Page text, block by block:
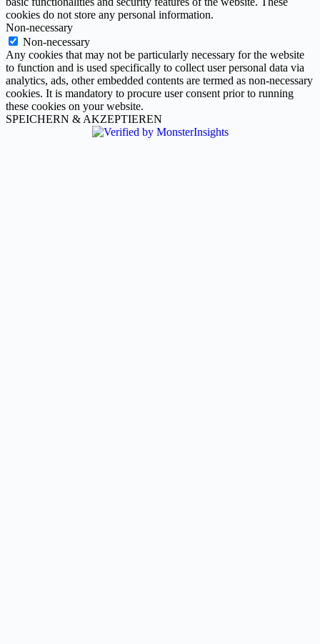
cookies do not store any personal information.
Non-necessary
Non-necessary
Any cookies that may not be particularly necessary for the website
to function and is used specifically to collect user personal data via
analytics, ads, other embedded contents are termed as non-necessary
cookies. It is mandatory to procure user consent prior to running
these cookies on your website.
SPEICHERN & AKZEPTIEREN